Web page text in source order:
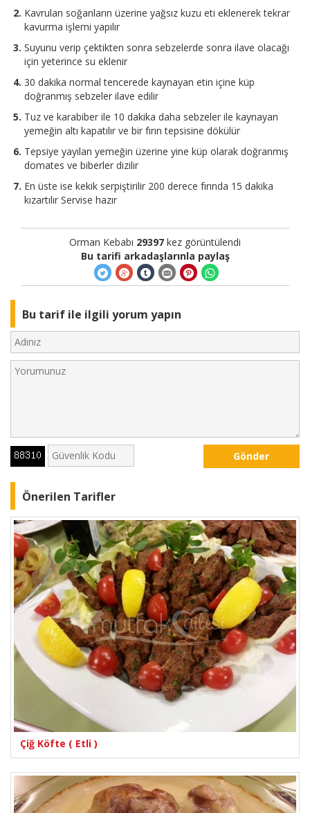
Kavrulan soğanların üzerine yağsız kuzu eti eklenerek tekrar
kavurma işlemi yapılır
Suyunu verip çektikten sonra sebzelerde sonra ilave olacağı
için yeterince su eklenir
30 dakika normal tencerede kaynayan etin içine küp
doğranmış sebzeler ilave edilir
Tuz ve karabiber ile 10 dakika daha sebzeler ile kaynayan
yemeğin altı kapatılır ve bir fırın tepsisine dökülür
Tepsiye yayılan yemeğin üzerine yine küp olarak doğranmış
domates ve biberler dizilir
En üste ise kekik serpiştirilir 200 derece fırında 15 dakika
kızartılır Servise hazır
Orman Kebabı 29397 kez görüntülendi
Bu tarifi arkadaşlarınla paylaş
Bu tarif ile ilgili yorum yapın
Gönder
Önerilen Tarifler
Çiğ Köfte ( Etli )